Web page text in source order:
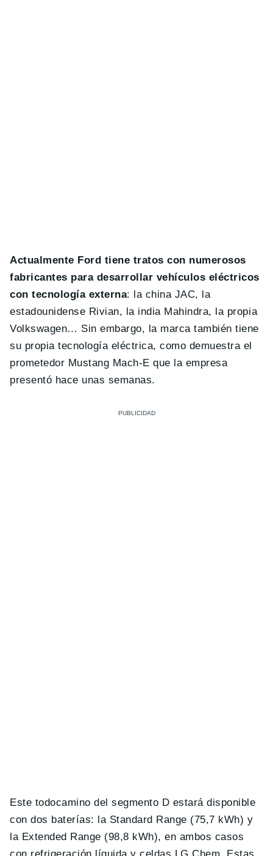
Actualmente Ford tiene tratos con numerosos
fabricantes para desarrollar vehículos eléctricos
con tecnología externa: la china JAC, la
estadounidense Rivian, la india Mahindra, la propia
Volkswagen… Sin embargo, la marca también tiene
su propia tecnología eléctrica, como demuestra el
prometedor Mustang Mach-E que la empresa
presentó hace unas semanas.
Este todocamino del segmento D estará disponible
con dos baterías: la Standard Range (75,7 kWh) y
la Extended Range (98,8 kWh), en ambos casos